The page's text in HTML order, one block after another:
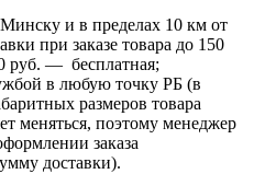
и в пределах 10 км от
при заказе товара до 150
руб. — бесплатная;
в любую точку РБ (в
размеров товара
меняться, поэтому менеджер
заказа
доставки).